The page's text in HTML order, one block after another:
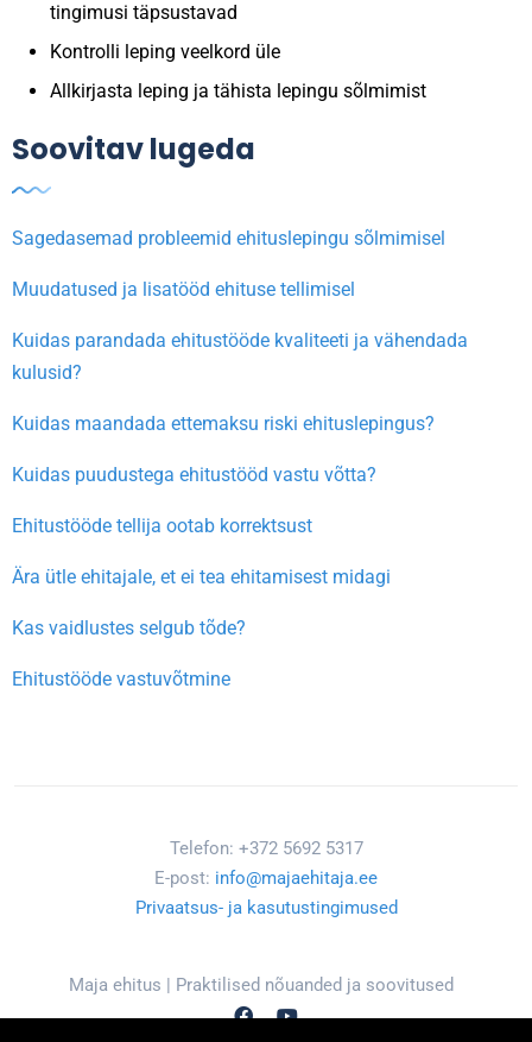
tingimusi täpsustavad
Kontrolli leping veelkord üle
Allkirjasta leping ja tähista lepingu sõlmimist
Soovitav lugeda
Sagedasemad probleemid ehituslepingu sõlmimisel
Muudatused ja lisatööd ehituse tellimisel
Kuidas parandada ehitustööde kvaliteeti ja vähendada
kulusid?
Kuidas maandada ettemaksu riski ehituslepingus?
Kuidas puudustega ehitustööd vastu võtta?
Ehitustööde tellija ootab korrektsust
Ära ütle ehitajale, et ei tea ehitamisest midagi
Kas vaidlustes selgub tõde?
Ehitustööde vastuvõtmine
Telefon: +372 5692 5317
E-post: info@majaehitaja.ee
Privaatsus- ja kasutustingimused
Maja ehitus | Praktilised nõuanded ja soovitused